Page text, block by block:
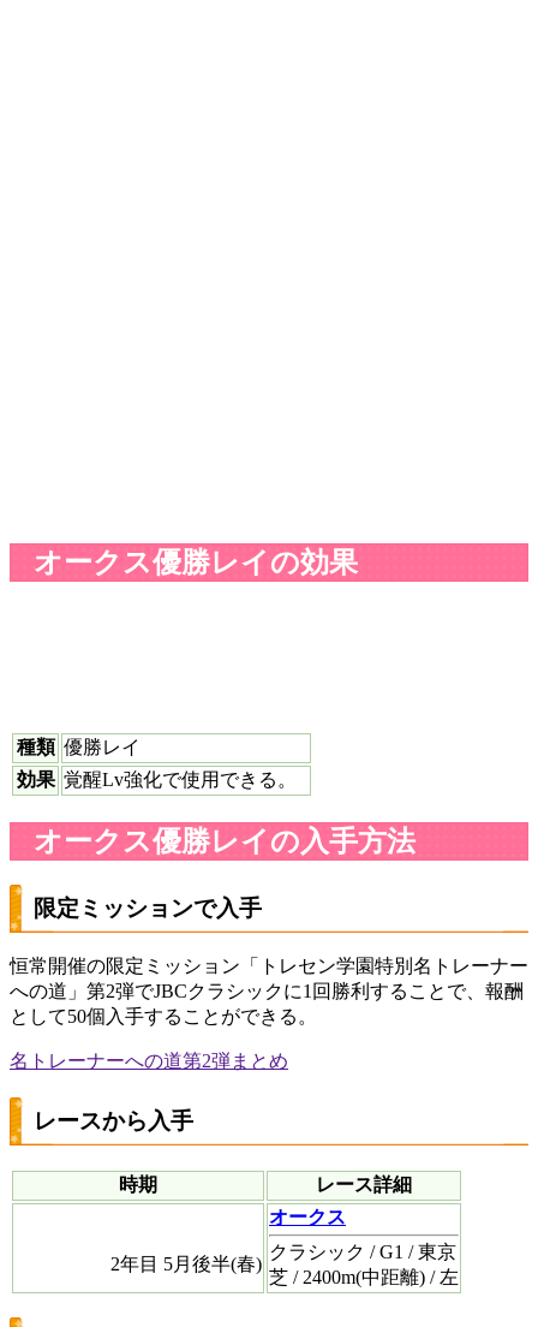
オークス優勝レイの効果
種類 優勝レイ
効果 覚醒Lv強化で使用できる。
オークス優勝レイの入手方法
限定ミッションで入手
恒常開催の限定ミッション「トレセン学園特別名トレーナー
への道」第2弾でJBCクラシックに1回勝利することで、報酬
として50個入手することができる。
名トレーナーへの道第2弾まとめ
レースから入手
時期 レース詳細
2年目 5月後半(春)
オークス
クラシック / G1 / 東京
芝 / 2400m(中距離) / 左